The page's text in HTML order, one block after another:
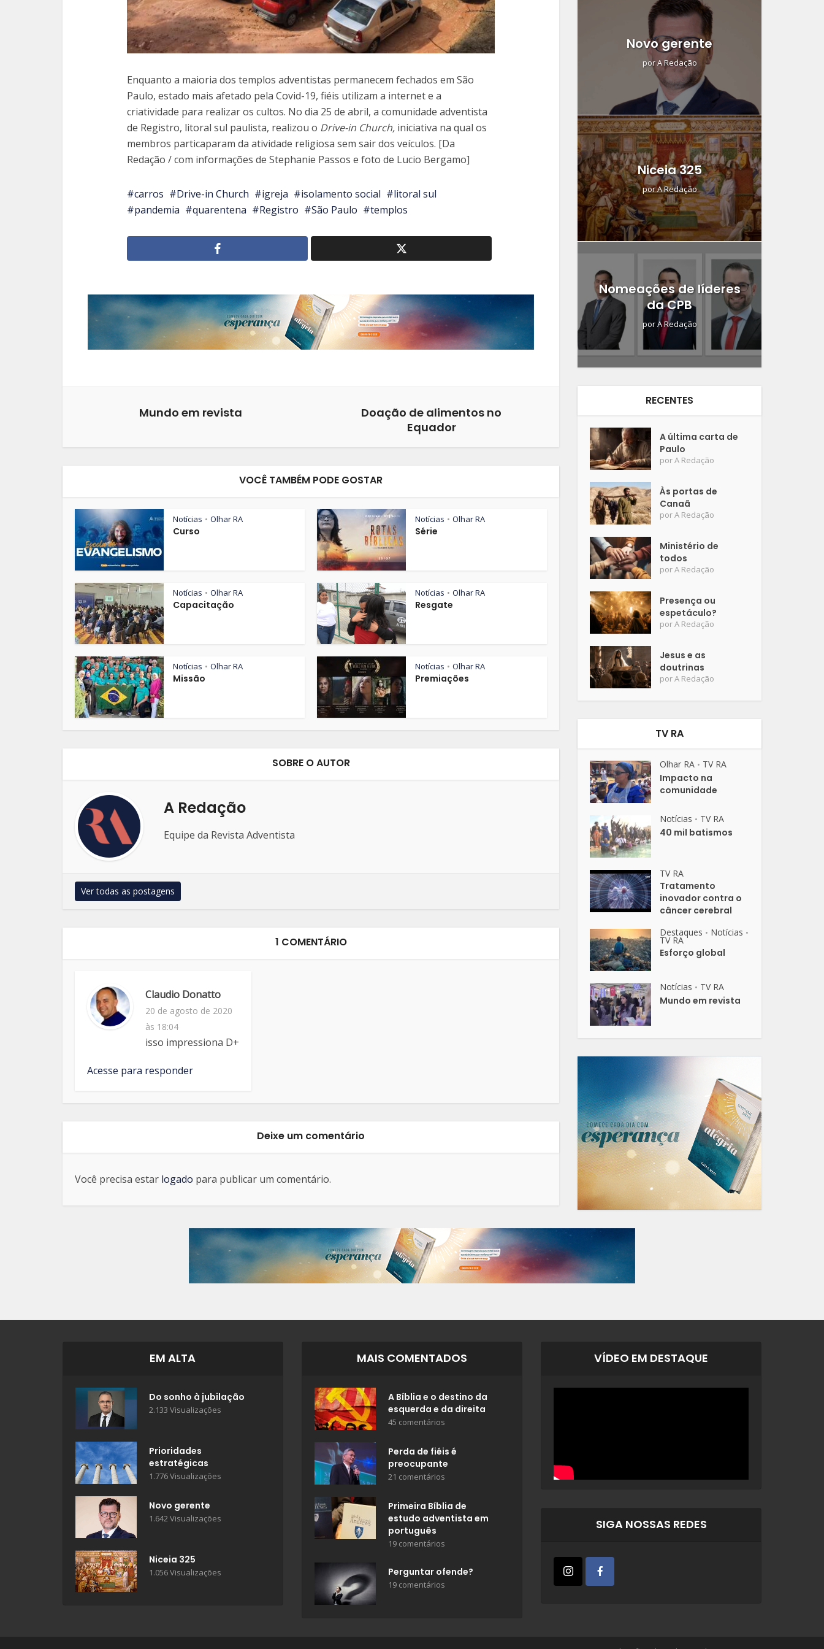
Enquanto a maioria dos templos adventistas permanecem fechados em São
Paulo, estado mais afetado pela Covid-19, fiéis utilizam a internet e a
criatividade para realizar os cultos. No dia 25 de abril, a comunidade adventista
de Registro, litoral sul paulista, realizou o Drive-in Church, iniciativa na qual os
membros particaparam da atividade religiosa sem sair dos veículos. [Da
Redação / com informações de Stephanie Passos e foto de Lucio Bergamo]
carros Drive-in Church igreja isolamento social
litoral sul
pandemia
quarentena Registro São Paulo templos
Mundo em revista
Doação de alimentos no
Equador
VOCÊ TAMBÉM PODE GOSTAR
Notícias • Olhar RA
Curso
Notícias • Olhar RA
Série
Notícias • Olhar RA
Capacitação
Notícias • Olhar RA
Resgate
Notícias • Olhar RA
Missão
Notícias • Olhar RA
Premiações
SOBRE O AUTOR
A Redação
Equipe da Revista Adventista
Ver todas as postagens
1 COMENTÁRIO
Claudio Donatto
20 de agosto de 2020
às 18:04
isso impressiona D+
Acesse para responder
Deixe um comentário
Você precisa estar logado para publicar um comentário.
Novo gerente
porA Redação
Niceia 325
porA Redação
Nomeações de líderes
da CPB
porA Redação
RECENTES
A última carta de
Paulo
porA Redação
Às portas de
Canaã
porA Redação
Ministério de
todos
porA Redação
Presença ou
espetáculo?
porA Redação
Jesus e as
doutrinas
porA Redação
TV RA
Olhar RA • TV RA
Impacto na
comunidade
Notícias • TV RA
40 mil batismos
TV RA
Tratamento
inovador contra o
câncer cerebral
Destaques • Notícias •
TV RA
Esforço global
Notícias • TV RA
Mundo em revista
EM ALTA
Do sonho à jubilação
2.133 Visualizações
Prioridades
estratégicas
1.776 Visualizações
Novo gerente
1.642 Visualizações
Niceia 325
1.056 Visualizações
MAIS COMENTADOS
A Bíblia e o destino da
esquerda e da direita
45 comentários
Perda de fiéis é
preocupante
21 comentários
Primeira Bíblia de
estudo adventista em
português
19 comentários
Perguntar ofende?
19 comentários
VÍDEO EM DESTAQUE
SIGA NOSSAS REDES